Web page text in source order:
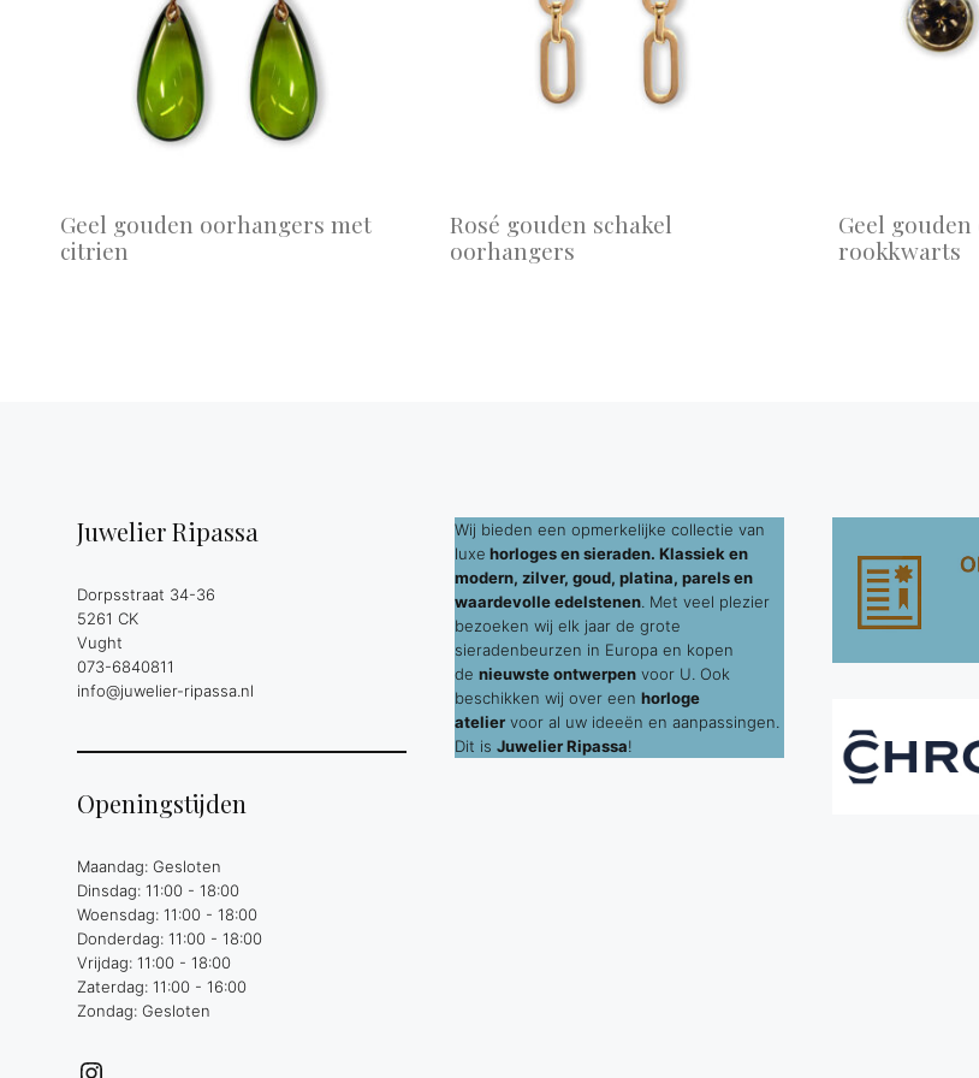
Geel gouden oorhangers met
citrien
Rosé gouden schakel
oorhangers
Geel
rookkwarts
Juwelier Ripassa
Dorpsstraat 34-36
5261 CK
Vught
073-6840811
info@juwelier-ripassa.nl
Openingstijden
Maandag: Gesloten
Dinsdag: 11:00 - 18:00
Woensdag: 11:00 - 18:00
Donderdag: 11:00 - 18:00
Vrijdag: 11:00 - 18:00
Zaterdag: 11:00 - 16:00
Zondag: Gesloten
Wij bieden een opmerkelijke collectie van
luxe horloges en sieraden. Klassiek en
modern, zilver, goud, platina, parels en
waardevolle edelstenen. Met veel plezier
bezoeken wij elk jaar de grote
sieradenbeurzen in Europa en kopen
de nieuwste ontwerpen voor U. Ook
beschikken wij over een horloge
atelier voor al uw ideeën en aanpassingen.
Dit is Juwelier Ripassa!